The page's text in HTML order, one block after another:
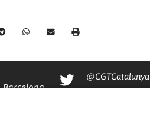
Barcelona
@CGTCatalunya